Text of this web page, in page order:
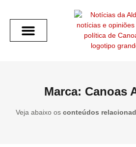
Marca: Canoas
Veja abaixo os conteúdos